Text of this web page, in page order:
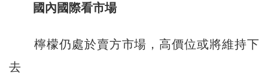
國內國際看市場
檸檬仍處於賣方市場，高價位或將維持下
去